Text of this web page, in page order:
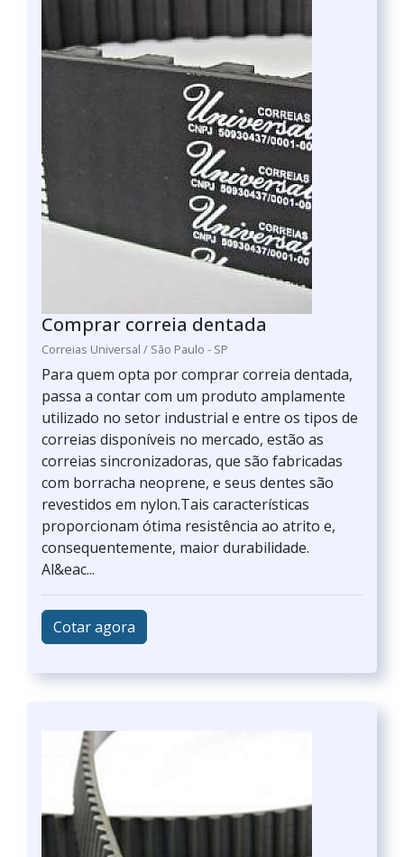
Comprar correia dentada
Correias Universal / São Paulo - SP
Para quem opta por comprar correia dentada,
passa a contar com um produto amplamente
utilizado no setor industrial e entre os tipos de
correias disponíveis no mercado, estão as
correias sincronizadoras, que são fabricadas
com borracha neoprene, e seus dentes são
revestidos em nylon.Tais características
proporcionam ótima resistência ao atrito e,
consequentemente, maior durabilidade.
Al&eac...
Cotar agora